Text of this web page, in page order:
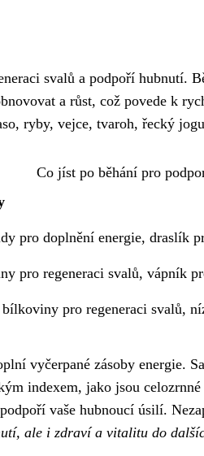
svalů a podpoří hubnutí.
a růst, což povede k
ryby, vejce, tvaroh, řecký
Co jíst po běhání pro
pro doplnění energie, draslík
pro regeneraci svalů, vápník
pro regeneraci svalů,
vyčerpané zásoby energie.
indexem, jako jsou
vaše hubnoucí úsilí.
ale i zdraví a vitalitu do